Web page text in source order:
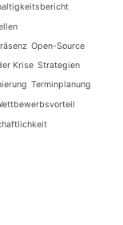
Open-Source
Krise Strategien
Terminplanung